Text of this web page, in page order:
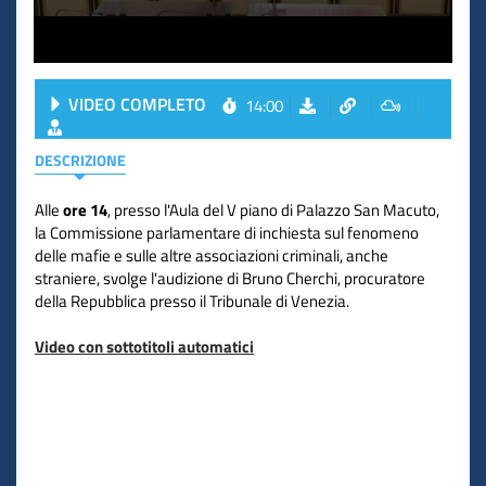
VIDEO COMPLETO 14:00
DESCRIZIONE
Alleore 14, presso l'Aula del V piano di Palazzo San Macuto,
la Commissione parlamentare di inchiesta sul fenomeno
delle mafie e sulle altre associazioni criminali, anche
straniere, svolge l'audizione di Bruno Cherchi, procuratore
della Repubblica presso il Tribunale di Venezia.
Video con sottotitoli automatici